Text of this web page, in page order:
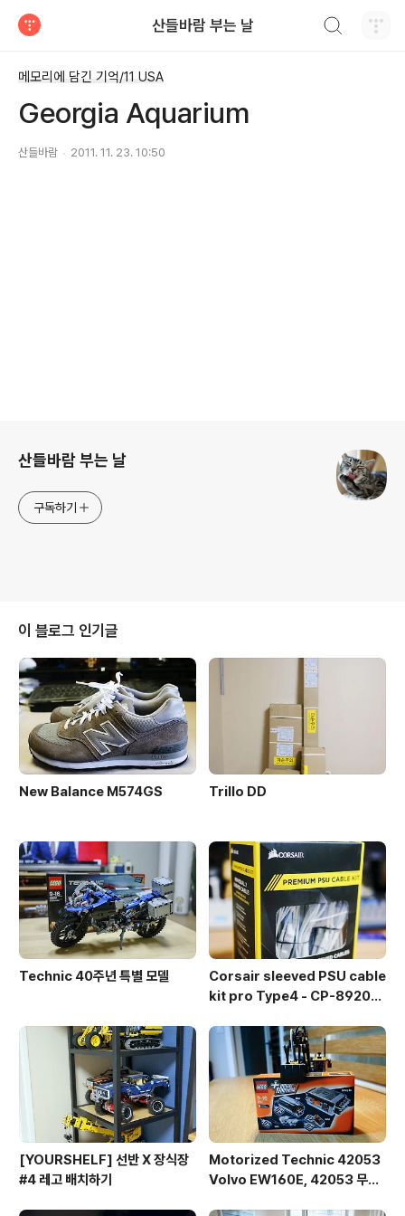
산들바람 부는 날
메모리에 담긴 기억/11 USA
Georgia Aquarium
산들바람 2011. 11. 23. 10:50
산들바람 부는 날
구독하기
이 블로그 인기글
New Balance M574GS Trillo DD
Technic 40주년 특별 모델
Corsair sleeved PSU cable
kit pro Type4 - CP-892015
[YOURSHELF] 선반 X 장식장
#4 레고 배치하기
Motorized Technic 42053
Volvo EW160E, 42053 무선